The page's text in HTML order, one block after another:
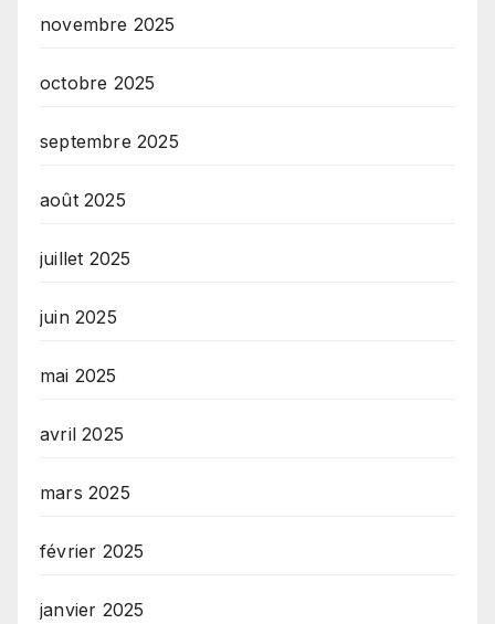
novembre 2025
octobre 2025
septembre 2025
août 2025
juillet 2025
juin 2025
mai 2025
avril 2025
mars 2025
février 2025
janvier 2025